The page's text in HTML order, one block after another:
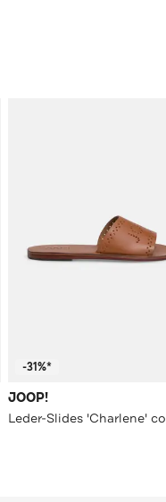
-31%*
JOOP!
Leder-Slides 'Charlene'